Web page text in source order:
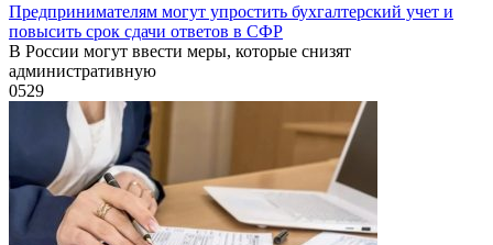
Предпринимателям могут упростить бухгалтерский учет и
повысить срок сдачи ответов в СФР
В России могут ввести меры, которые снизят
административную
0529